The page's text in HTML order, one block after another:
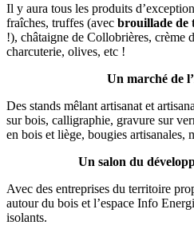
Il y aura tous les produits
fraîches, truffes (avec brouillade de
!), châtaigne de Collobrières, crème
charcuterie, olives, etc !
Un marché de
Des stands mêlant artisanat et
sur bois, calligraphie, gravure sur
en bois et liège, bougies artisanales,
Un salon du
Avec des entreprises du territoire
autour du bois et l’espace Info
isolants.